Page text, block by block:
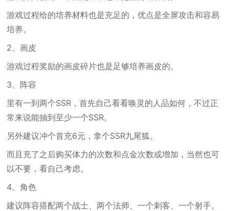
游戏过程给的培养材料也是充足的，优点是全屏攻击和容易
培养。
2、画皮
游戏过程奖励的画皮碎片也是足够培养画皮的。
3、阵容
里有一到两个SSR，首先自己看看唤灵的人品如何，不过正
常来说能抽到至少一个SSR。
另外建议冲个首充6元，拿个SSR九尾狐。
而且充了之后购买体力的次数和点金次数或增加，当然也可
以不要，看自己考虑。
4、角色
建议阵容搭配两个战士、两个法师、一个刺客、一个射手。